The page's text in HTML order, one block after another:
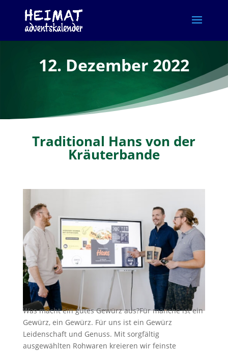
12. Dezember 2022
Traditional Hans von der
Kräuterbande
Was macht ein gutes Gewürz aus?Für manche ist ein
Gewürz, ein Gewürz. Für uns ist ein Gewürz
Leidenschaft und Genuss. Mit sorgfältig
ausgewählten Rohwaren kreieren wir feinste